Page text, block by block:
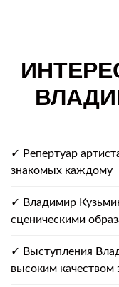
✓ Репертуар
знакомых каждому
✓ Владимир
сценическими
✓ Выступления
высоким качеством